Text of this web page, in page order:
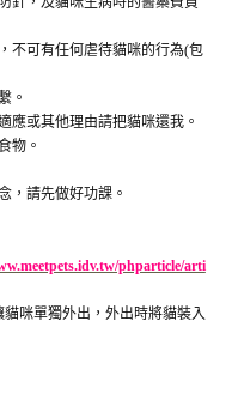
不可有任何虐待貓咪的行為(包
。
應或其他理由請把貓咪還我。
物。
，請先做好功課。
phparticle/arti
咪單獨外出，外出時將貓裝入